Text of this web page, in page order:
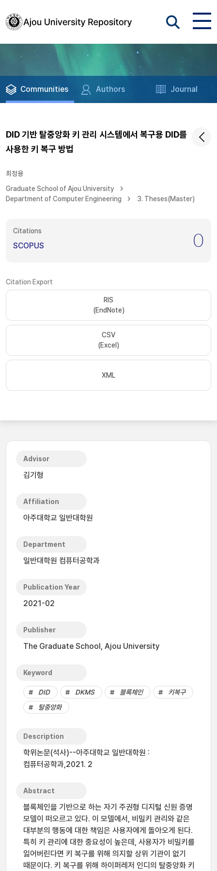
Communities Authors Journal
DID 기반 탈중앙화 키 관리 시스템에서 복구용 DID를
사용한 키 복구 방법
최정용
Graduate School of Ajou University
Department of Computer Engineering
3. Theses(Master)
Citations
SCOPUS 0
Citation Export
RIS
(EndNote)
CSV
(Excel)
XML
Advisor
김기형
Affiliation
아주대학교 일반대학원
Department
일반대학원 컴퓨터공학과
Publication Year
2021-02
Publisher
The Graduate School, Ajou University
Keyword
DID DKMS 블록체인
키복구
탈중앙화
Description
학위논문(석사)--아주대학교 일반대학원 :
컴퓨터공학과,2021. 2
Abstract
블록체인을 기반으로 하는 자기 주권형 디지털 신원 증명
모델이 떠오르고 있다. 이 모델에서, 비밀키 관리와 같은
대부분의 행동에 대한 책임은 사용자에게 돌아오게 된다.
특히 키 관리에 대한 중요성이 높은데, 사용자가 비밀키를
잃어버린다면 키 복구를 위해 의지할 상위 기관이 없기
때문이다. 키 복구를 위해 하이퍼레저 인디의 탈중앙화 키